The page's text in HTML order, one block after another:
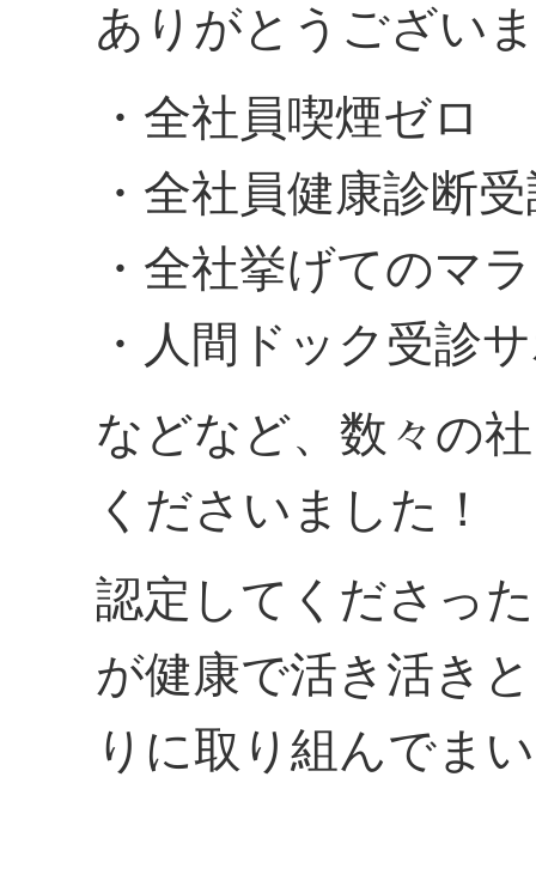
ありがとうござい
・全社員喫煙ゼロ
・全社員健康診断
・全社挙げてのマ
・人間ドック受診
などなど、数々の
くださいました！
認定してくださっ
が健康で活き活き
りに取り組んでま